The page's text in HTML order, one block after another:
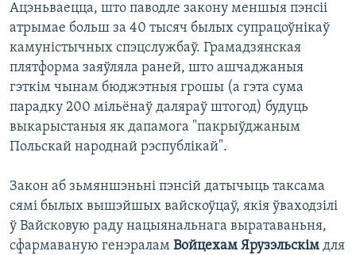
Ацэньваецца, што паводле закону меншыя пэнсіі
атрымае больш за 40 тысяч былых супрацоўнікаў
камуністычных спэцслужбаў. Грамадзянская
плятформа заяўляла раней, што ашчаджаныя
гэткім чынам бюджэтныя грошы (а гэта сума
парадку 200 мільёнаў даляраў штогод) будуць
выкарыстаныя як дапамога "пакрыўджаным
Польскай народнай рэспублікай".
Закон аб зьмяншэньні пэнсій датычыць таксама
сямі былых вышэйшых вайскоўцаў, якія ўваходзілі
ў Вайсковую раду нацыянальнага выратаваньня,
сфармаваную генэралам Войцехам Ярузэльскім для